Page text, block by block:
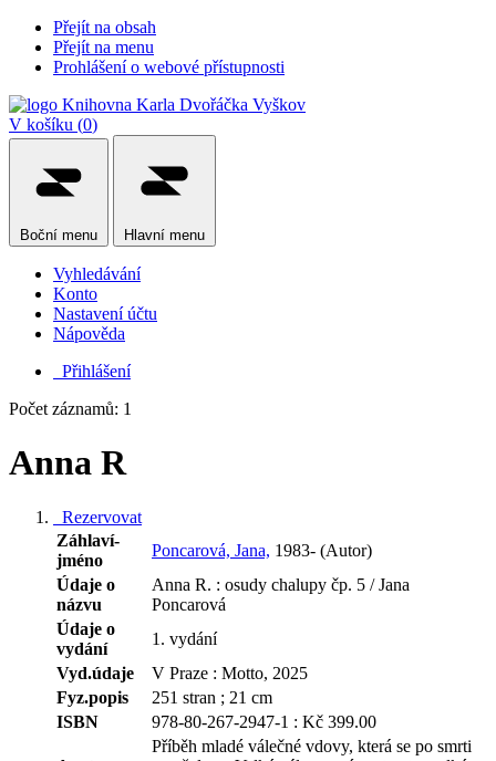
Přejít na obsah
Přejít na menu
Prohlášení o webové přístupnosti
V košíku (0)
Boční menu Hlavní menu
Vyhledávání
Konto
Nastavení účtu
Nápověda
Přihlášení
Počet záznamů: 1
Anna R
Rezervovat
Záhlaví-
jméno
Poncarová, Jana, 1983- (Autor)
Údaje o
názvu
Anna R. : osudy chalupy čp. 5 / Jana
Poncarová
Údaje o
vydání
1. vydání
Vyd.údaje
V Praze : Motto, 2025
Fyz.popis
251 stran ; 21 cm
ISBN
978-80-267-2947-1 : Kč 399.00
Příběh mladé válečné vdovy, která se po smrti